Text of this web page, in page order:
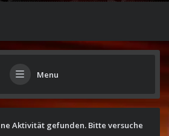
Menu
Aktivität gefunden. Bitte versuche